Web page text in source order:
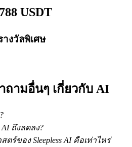
ารสนับสนุนจาก Crypto
USDT
างวัลพิเศษ
ามอื่นๆ เกี่ยวกับ AI
AI ถึงลดลง?
ร์ของ Sleepless AI คือเท่าไหร่